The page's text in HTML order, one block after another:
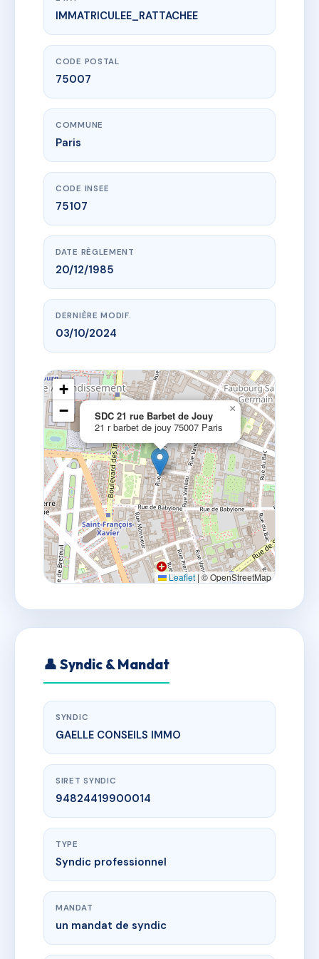
www.vme.plus/AA7751308
SDC 21 rue Barbet de Jouy
21 r barbet de jouy
IMMATRICULEE_RATTACHEE
CODE POSTAL
75007
COMMUNE
Paris
CODE INSEE
75107
DATE RÈGLEMENT
20/12/1985
DERNIÈRE MODIF.
03/10/2024
SDC 21 rue Barbet de Jouy
21 r barbet de jouy 75007 Paris
×
+
−
Leaflet | © OpenStreetMap
👤 Syndic & Mandat
SYNDIC
GAELLE CONSEILS IMMO
SIRET SYNDIC
94824419900014
TYPE
Syndic professionnel
MANDAT
un mandat de syndic